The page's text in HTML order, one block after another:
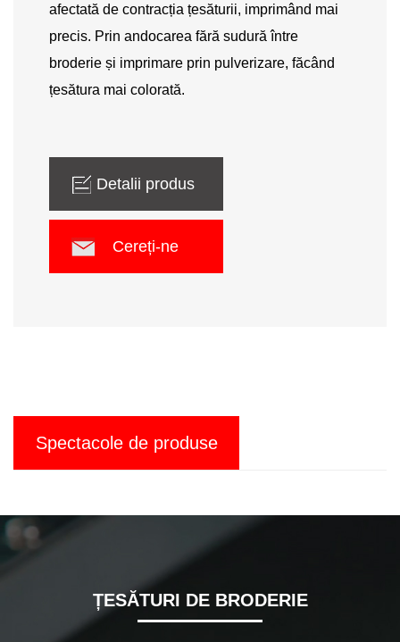
afectată de contracția țesăturii, imprimând mai
precis. Prin andocarea fără sudură între
broderie și imprimare prin pulverizare, făcând
țesătura mai colorată.
Detalii produs
Cereți-ne
Spectacole de produse
ȚESĂTURI DE BRODERIE